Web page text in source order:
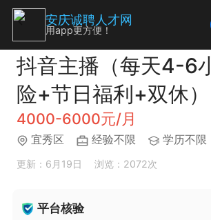
抖音主播（每天4-6
险+节日福利+双休）
4000-6000元/月
宜秀区 经验不限 学历不限
更新：6月19日 浏览：2072次
平台核验
安庆诚聘人才网
用app更方便！